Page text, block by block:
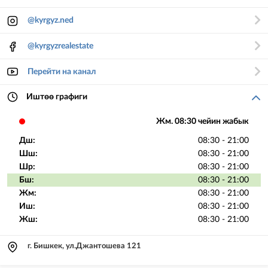
@kyrgyz.ned
@kyrgyzrealestate
Перейти на канал
Иштөө графиги
Жм. 08:30 чейин жабык
Дш:
08:30 - 21:00
Шш:
08:30 - 21:00
Шр:
08:30 - 21:00
Бш:
08:30 - 21:00
Жм:
08:30 - 21:00
Иш:
08:30 - 21:00
Жш:
08:30 - 21:00
г. Бишкек, ул.Джантошева 121